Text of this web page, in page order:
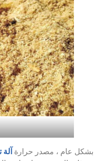
بشكل عام ، مصدر حرارة